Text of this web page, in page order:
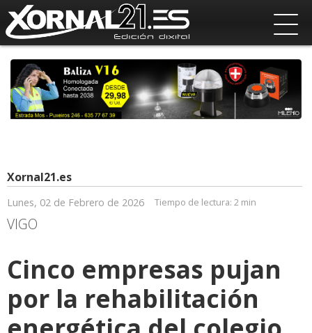
Xornal21.es
Lunes, 02 de Febrero de 2026 Tiempo de lectura: 2 min
VIGO
Cinco empresas pujan
por la rehabilitación